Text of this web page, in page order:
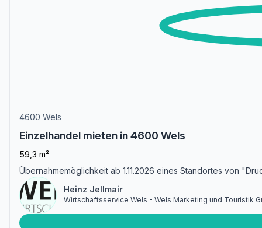
4600 Wels
Einzelhandel mieten in 4600 Wels
59,3 m²
Übernahmemöglichkeit ab 1.11.2026 eines Standortes von
Heinz Jellmair
Wirtschaftsservice Wels - Wels Marketing und Touristik